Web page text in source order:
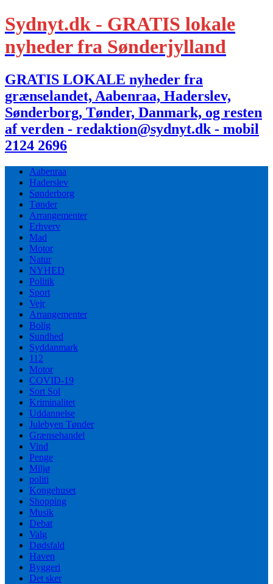
Sydnyt.dk - GRATIS lokale
nyheder fra Sønderjylland
GRATIS LOKALE nyheder fra
grænselandet, Aabenraa, Haderslev,
Sønderborg, Tønder, Danmark, og resten
af verden - redaktion@sydnyt.dk - mobil
2124 2696
Aabenraa
Haderslev
Sønderborg
Tønder
Arrangementer
Erhverv
Mad
Motor
Natur
NYHED
Politik
Sport
Vejr
Arrangementer
Bolig
Sundhed
Syddanmark
112
Motor
COVID-19
Sort Sol
Kriminalitet
Uddannelse
Julebyen Tønder
Grænsehandel
Vind
Penge
Miljø
politi
Kongehuset
Shopping
Musik
Debat
Valg
Dødsfald
Haven
Byggeri
Det sker